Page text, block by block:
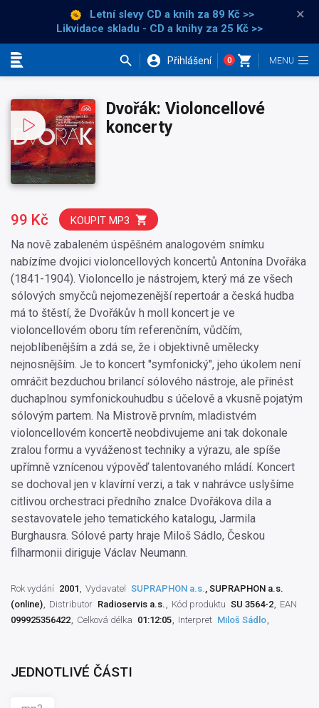
Letní slevy CD a knih za 89 Kč >>
Likvidace skladu - CD a knihy za 25 Kč >>
×
Přihlášení 0
Dvořák: Violoncellové
koncerty
Na nově zabaleném úspěšném analogovém snímku
nabízíme dvojici violoncellových koncertů Antonína Dvořáka
(1841-1904). Violoncello je nástrojem, který má ze všech
sólových smyčců nejomezenější repertoár a česká hudba
má to štěstí, že Dvořákův h moll koncert je ve
violoncellovém oboru tím referenčním, vůdčím,
nejoblíbenějším a zdá se, že i objektivně umělecky
nejnosnějším. Je to koncert "symfonický", jeho úkolem není
omráčit bezduchou brilancí sólového nástroje, ale přinést
duchaplnou symfonickouhudbu s účelově a vkusně pojatým
sólovým partem. Na Mistrově prvním, mladistvém
violoncellovém koncertě neobdivujeme ani tak dokonale
zralou formu a vyváženost techniky a výrazu, ale spíše
upřímně vznícenou výpověď talentovaného mládí. Koncert
se dochoval jen v klavírní verzi, a tak v nahrávce uslyšíme
citlivou orchestraci předního znalce Dvořákova díla a
sestavovatele jeho tematického katalogu, Jarmila
Burghausra. Sólové party hraje Miloš Sádlo, Českou
filharmonii diriguje Václav Neumann.
99 Kč KOUPIT MP3
Rok vydání 2001 Vydavatel SUPRAPHON a.s., SUPRAPHON a.s.
(online)
Distributor Radioservis a.s. Kód produktu SU 3564-2
EAN
099925356422
Celková délka 01:12:05 Interpret Miloš Sádlo
JEDNOTLIVÉ ČÁSTI